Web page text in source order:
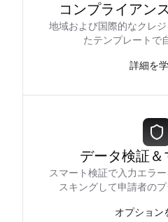
コンプライアン
地域および国際的なクレ
たテンプレートで
詳細を
データ検証
スマート検証で入力エラ
スキングして申請者のプ
オプション